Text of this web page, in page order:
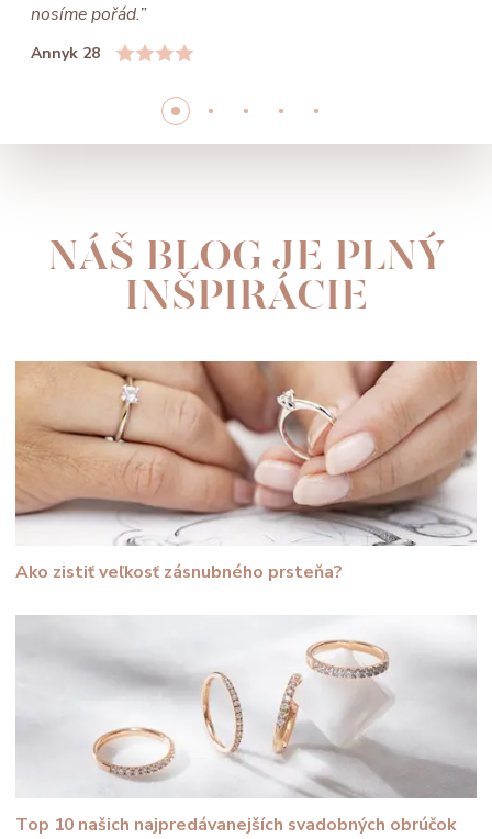
nosíme pořád.”
Annyk 28
NÁŠ BLOG JE PLNÝ
INŠPIRÁCIE
Ako zistiť veľkosť zásnubného prsteňa?
Top 10 našich najpredávanejších svadobných obrúčok